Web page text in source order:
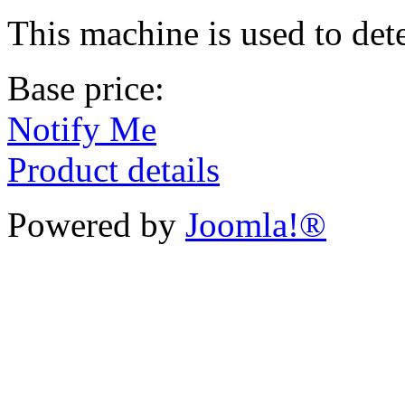
This machine is used to
Base price:
Notify Me
Product details
Powered by Joomla!®